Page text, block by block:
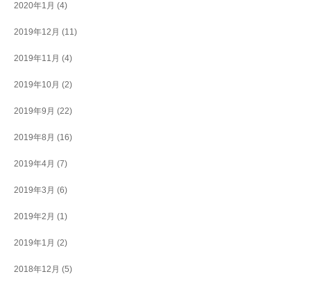
2020年1月 (4)
2019年12月 (11)
2019年11月 (4)
2019年10月 (2)
2019年9月 (22)
2019年8月 (16)
2019年4月 (7)
2019年3月 (6)
2019年2月 (1)
2019年1月 (2)
2018年12月 (5)